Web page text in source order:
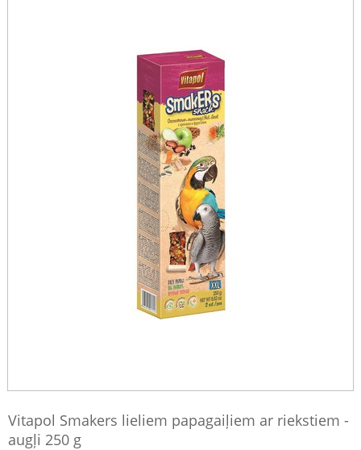
Vitapol Smakers lieliem papagaiļiem ar riekstiem -
augļi 250 g